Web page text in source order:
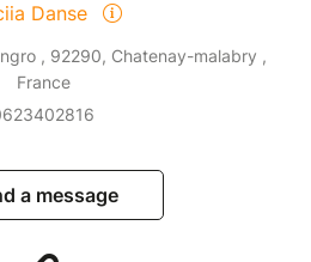
Danse
, 92290, Chatenay-malabry ,
France
a message